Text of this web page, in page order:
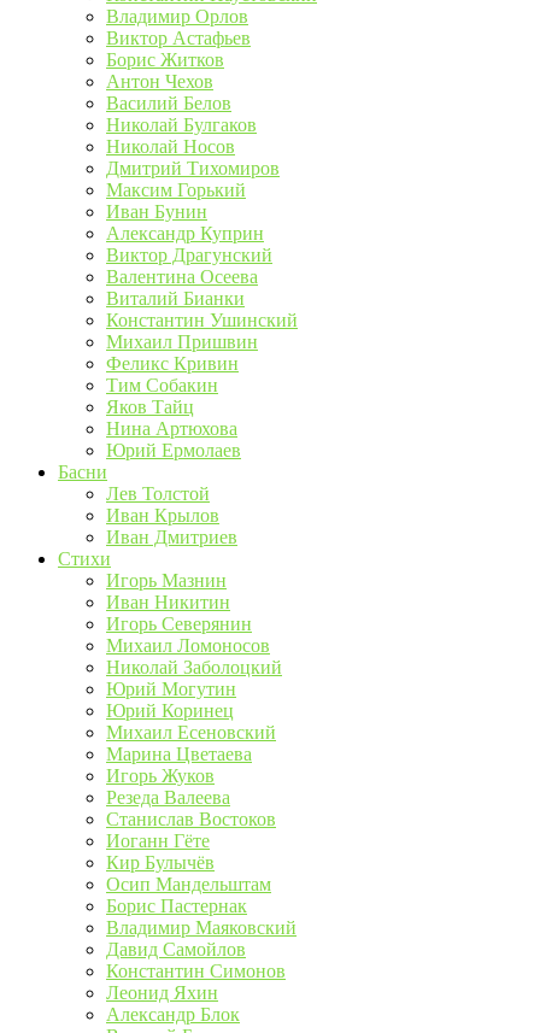
Владимир Орлов
Виктор Астафьев
Борис Житков
Антон Чехов
Василий Белов
Николай Булгаков
Николай Носов
Дмитрий Тихомиров
Максим Горький
Иван Бунин
Александр Куприн
Виктор Драгунский
Валентина Осеева
Виталий Бианки
Константин Ушинский
Михаил Пришвин
Феликс Кривин
Тим Собакин
Яков Тайц
Нина Артюхова
Юрий Ермолаев
Басни
Лев Толстой
Иван Крылов
Иван Дмитриев
Стихи
Игорь Мазнин
Иван Никитин
Игорь Северянин
Михаил Ломоносов
Николай Заболоцкий
Юрий Могутин
Юрий Коринец
Михаил Есеновский
Марина Цветаева
Игорь Жуков
Резеда Валеева
Станислав Востоков
Иоганн Гёте
Кир Булычёв
Осип Мандельштам
Борис Пастернак
Владимир Маяковский
Давид Самойлов
Константин Симонов
Леонид Яхин
Александр Блок